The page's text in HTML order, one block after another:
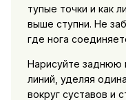
тупые точки и как
выше ступни. Не
где нога
Нарисуйте заднюю
линий, уделяя
вокруг суставов и